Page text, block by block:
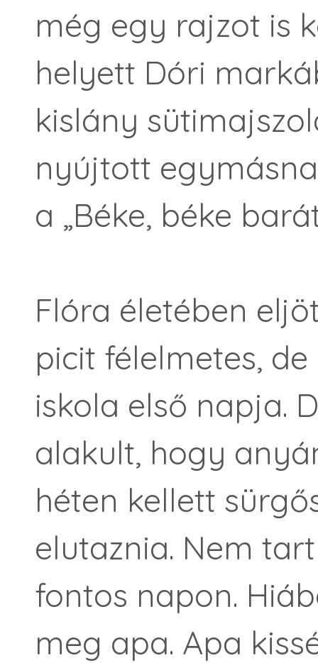
még egy rajzot is
helyett Dóri
kislány
nyújtott
a „Béke, béke
Flóra életében
picit félelmetes,
iskola első napja.
alakult, hogy
héten kellett
elutaznia. Nem
fontos napon.
meg apa. Apa